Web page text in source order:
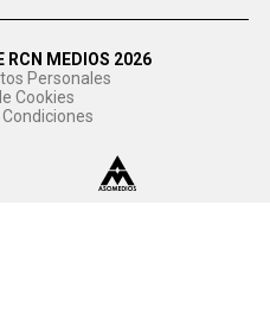
RCN MEDIOS 2026
Personales
Cookies